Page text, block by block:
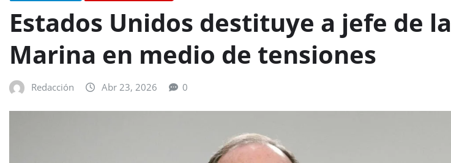
Estados Unidos destituye a jefe de la
Marina en medio de tensiones
Redacción Abr 23, 2026 0